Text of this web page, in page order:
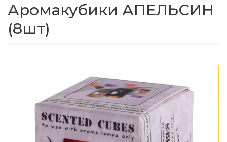
Аромакубики АПЕЛЬСИН
(8шт)